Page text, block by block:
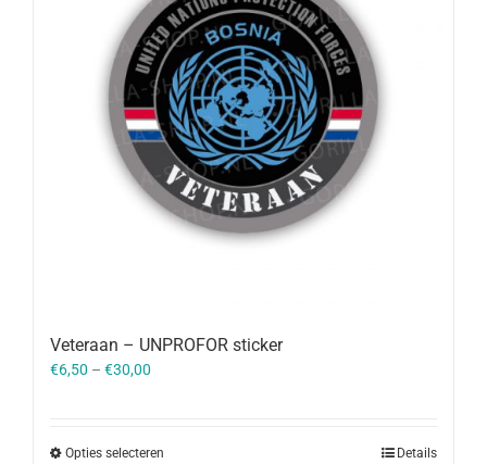
Veteraan – UNPROFOR sticker
€6,50 – €30,00
Opties selecteren Details